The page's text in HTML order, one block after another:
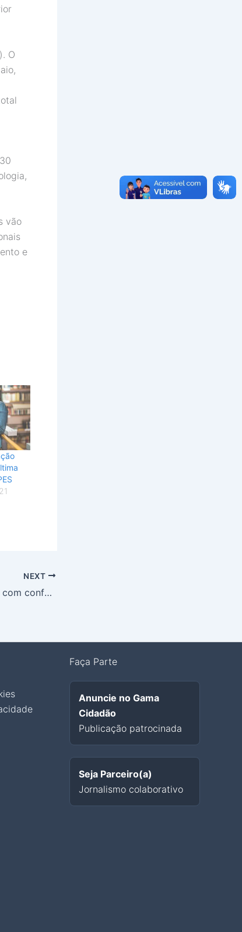
O
vão
e
NEXT
Espaços de educação com conforto e bem-estar no Gama
Faça Parte
Anuncie no Gama
Cidadão
Publicação patrocinada
Seja Parceiro(a)
Jornalismo colaborativo